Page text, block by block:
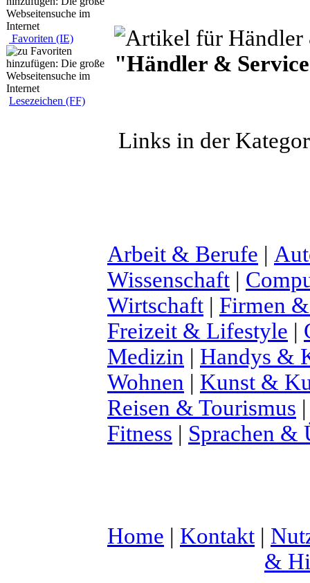
Favoriten (IE)
Lesezeichen (FF)
"Händler &
Links in der
Arbeit & Berufe |
Wissenschaft |
Wirtschaft | Firmen
Freizeit & Lifestyle |
Medizin | Handys &
Wohnen | Kunst &
Reisen & Tourismus
Fitness | Sprachen &
Home | Kontakt |
&